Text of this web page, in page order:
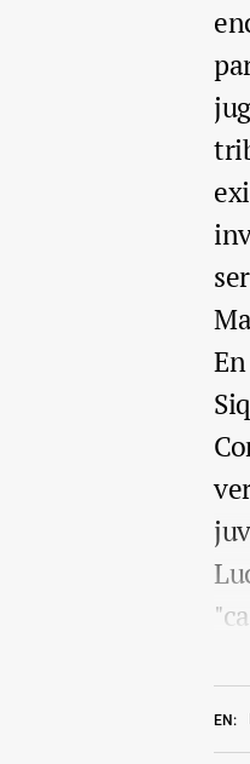
EN: